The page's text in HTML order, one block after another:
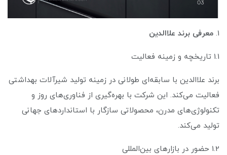
1. معرفی برند علاالدین
1.1 تاریخچه و زمینه فعالیت
برند علاالدین با سابقه‌ای طولانی در زمینه تولید شیرآلات بهداشتی
فعالیت می‌کند. این شرکت با بهره‌گیری از فناوری‌های روز و
تکنولوژی‌های مدرن، محصولاتی سازگار با استانداردهای جهانی
تولید می‌کند.
1.2 حضور در بازارهای بین‌المللی